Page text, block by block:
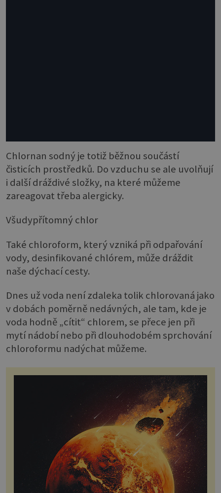
Chlornan sodný je totiž běžnou součástí
čisticích prostředků. Do vzduchu se ale uvolňují
i další dráždivé složky, na které můžeme
zareagovat třeba alergicky.
Všudypřítomný chlor
Také chloroform, který vzniká při odpařování
vody, desinfikované chlórem, může dráždit
naše dýchací cesty.
Dnes už voda není zdaleka tolik chlorovaná jako
v dobách poměrně nedávných, ale tam, kde je
voda hodně „cítit“ chlorem, se přece jen při
mytí nádobí nebo při dlouhodobém sprchování
chloroformu nadýchat můžeme.